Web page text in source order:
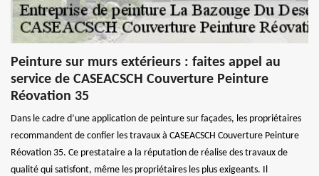
Peinture sur murs extérieurs : faites appel au
service de CASEACSCH Couverture Peinture
Réovation 35
Dans le cadre d’une application de peinture sur façades, les propriétaires
recommandent de confier les travaux à CASEACSCH Couverture Peinture
Réovation 35. Ce prestataire a la réputation de réalise des travaux de
qualité qui satisfont, même les propriétaires les plus exigeants. Il